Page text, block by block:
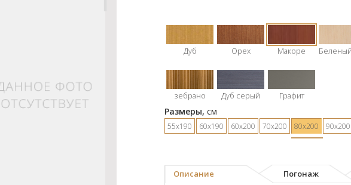
Дуб Орех Макоре
зебрано Дуб серый Графит
Размеры, см
55х190 60х190 60х200 70х200 80х200 90х200
Описание Погонаж